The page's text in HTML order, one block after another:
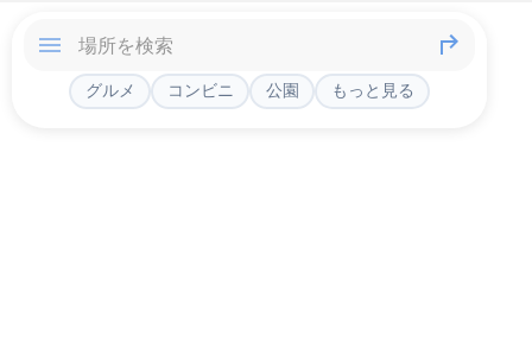
グルメ コンビニ 公園 もっと見る